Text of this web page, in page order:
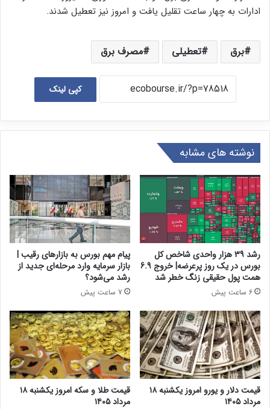
ادارات به چهار ساعت تقلیل یافت و امروز نیز تعطیل شدند.
برق تعطیلی مصرف برق
کپی لینک
نوشته های مشابه
رشد 39 هزار واحدی شاخص کل
بورس در یک روز پرعرضه| خروج 6.9
همت پول حقیقی زنگ خطر شد
6 ساعت پیش
پیام مهم بورس به بازارهای رقیب |
بازار سرمایه وارد مرحله‌ای جدید از
رشد می‌شود؟
7 ساعت پیش
قیمت دلار و یورو امروز یکشنبه ۱۸
مرداد ۱۴۰۵
قیمت طلا و سکه امروز یکشنبه ۱۸
مرداد ۱۴۰۵